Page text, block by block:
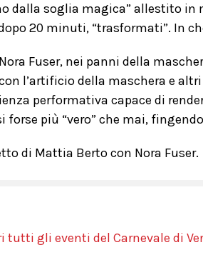
dalla soglia magica” allestito
20 minuti, “trasformati”. In
Fuser, nei panni della
l’artificio della maschera e
performativa capace di
forse più “vero” che mai,
di Mattia Berto con Nora Fuser.
tutti gli eventi del Carnevale di